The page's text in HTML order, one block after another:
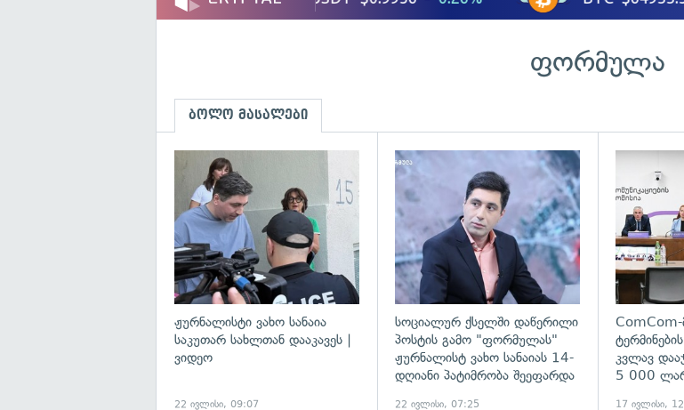
ფორმულა
ბოლო მასალები
გადახედვა
ჟურნალისტი ვახო სანაია
საკუთარ სახლთან დააკავეს |
ვიდეო
22 ივლისი, 09:07
გადახედვა
სოციალურ ქსელში დაწერილი
პოსტის გამო "ფორმულას"
ჟურნალისტ ვახო სანაიას 14-
დღიანი პატიმრობა შეეფარდა
22 ივლისი, 07:25
კვლავ
5 000
17 ივლისი,